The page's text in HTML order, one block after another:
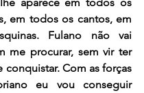
em todos os cantos, em
Fulano não vai
me procurar, sem vir ter
Com as forças
eu vou conseguir